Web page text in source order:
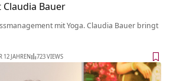
Claudia Bauer
mit Yoga. Claudia Bauer bringt
12 JAHREN 723 VIEWS